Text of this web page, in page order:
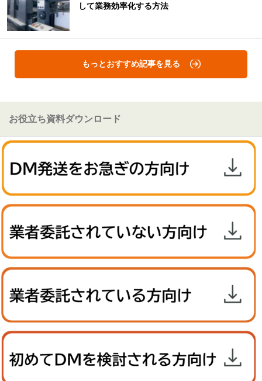
して業務効率化する方法
もっとおすすめ記事を見る
お役立ち資料ダウンロード